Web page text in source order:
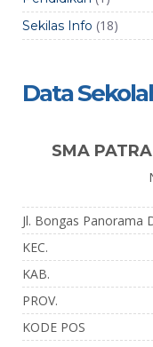
Sekilas Info (18)
Data
SMA
Jl. Bongas Panorama
KEC.
KAB.
PROV.
KODE POS